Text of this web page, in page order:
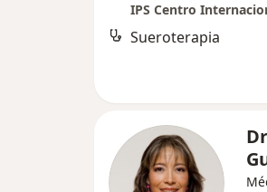
IPS Centro
Sueroterapia